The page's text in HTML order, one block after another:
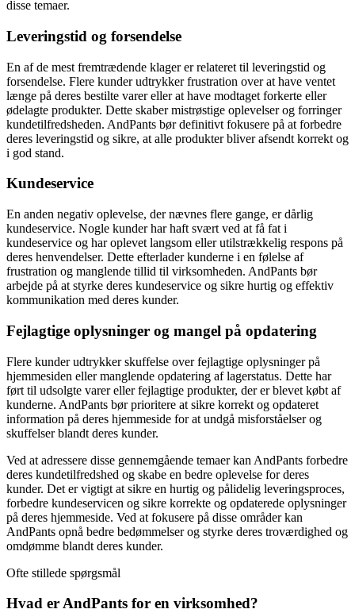
disse temaer.
Leveringstid og forsendelse
En af de mest fremtrædende klager er relateret til leveringstid og
forsendelse. Flere kunder udtrykker frustration over at have ventet
længe på deres bestilte varer eller at have modtaget forkerte eller
ødelagte produkter. Dette skaber mistrøstige oplevelser og forringer
kundetilfredsheden. AndPants bør definitivt fokusere på at forbedre
deres leveringstid og sikre, at alle produkter bliver afsendt korrekt og
i god stand.
Kundeservice
En anden negativ oplevelse, der nævnes flere gange, er dårlig
kundeservice. Nogle kunder har haft svært ved at få fat i
kundeservice og har oplevet langsom eller utilstrækkelig respons på
deres henvendelser. Dette efterlader kunderne i en følelse af
frustration og manglende tillid til virksomheden. AndPants bør
arbejde på at styrke deres kundeservice og sikre hurtig og effektiv
kommunikation med deres kunder.
Fejlagtige oplysninger og mangel på opdatering
Flere kunder udtrykker skuffelse over fejlagtige oplysninger på
hjemmesiden eller manglende opdatering af lagerstatus. Dette har
ført til udsolgte varer eller fejlagtige produkter, der er blevet købt af
kunderne. AndPants bør prioritere at sikre korrekt og opdateret
information på deres hjemmeside for at undgå misforståelser og
skuffelser blandt deres kunder.
Ved at adressere disse gennemgående temaer kan AndPants forbedre
deres kundetilfredshed og skabe en bedre oplevelse for deres
kunder. Det er vigtigt at sikre en hurtig og pålidelig leveringsproces,
forbedre kundeservicen og sikre korrekte og opdaterede oplysninger
på deres hjemmeside. Ved at fokusere på disse områder kan
AndPants opnå bedre bedømmelser og styrke deres troværdighed og
omdømme blandt deres kunder.
Ofte stillede spørgsmål
Hvad er AndPants for en virksomhed?